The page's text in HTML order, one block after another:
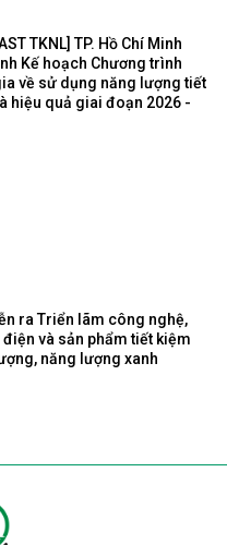
TKNL] TP. Hồ Chí Minh
Kế hoạch Chương trình
về sử dụng năng lượng tiết
hiệu quả giai đoạn 2026 -
ra Triển lãm công nghệ,
điện và sản phẩm tiết kiệm
năng lượng xanh